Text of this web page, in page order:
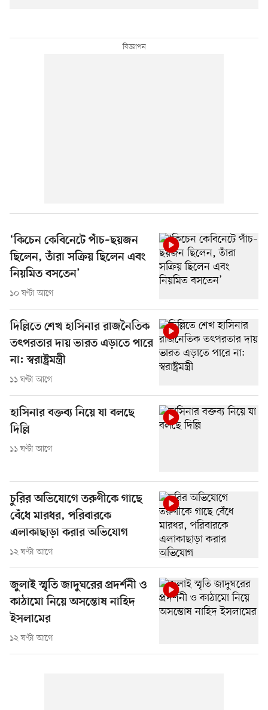
‘কিচেন কেবিনেটে পাঁচ–ছয়জন
ছিলেন, তাঁরা সক্রিয় ছিলেন এবং
নিয়মিত বসতেন’
১০ ঘণ্টা আগে
দিল্লিতে শেখ হাসিনার রাজনৈতিক
তৎপরতার দায় ভারত এড়াতে পারে
না: স্বরাষ্ট্রমন্ত্রী
১১ ঘণ্টা আগে
হাসিনার বক্তব্য নিয়ে যা বলছে
দিল্লি
১১ ঘণ্টা আগে
চুরির অভিযোগে তরুণীকে গাছে
বেঁধে মারধর, পরিবারকে
এলাকাছাড়া করার অভিযোগ
১২ ঘণ্টা আগে
জুলাই স্মৃতি জাদুঘরের প্রদর্শনী ও
কাঠামো নিয়ে অসন্তোষ নাহিদ
ইসলামের
১২ ঘণ্টা আগে